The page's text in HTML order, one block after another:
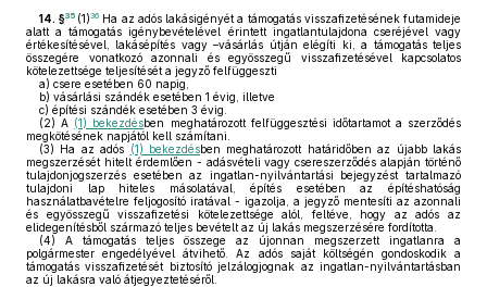
14. §35 (1)36 Ha az adós lakásigényét a támogatás visszafizetésének futamideje
alatt a támogatás igénybevételével érintett ingatlantulajdona cseréjével vagy
értékesítésével, lakásépítés vagy –vásárlás útján elégíti ki, a támogatás teljes
összegére vonatkozó azonnali és egyösszegű visszafizetésével kapcsolatos
kötelezettsége teljesítését a jegyző felfüggeszti
a) csere esetében 60 napig,
b) vásárlási szándék esetében 1 évig, illetve
c) építési szándék esetében 3 évig.
(2) A (1) bekezdésben meghatározott felfüggesztési időtartamot a szerződés
megkötésének napjától kell számítani.
(3) Ha az adós (1) bekezdésben meghatározott határidőben az újabb lakás
megszerzését hitelt érdemlően - adásvételi vagy csereszerződés alapján történő
tulajdonjogszerzés esetében az ingatlan-nyilvántartási bejegyzést tartalmazó
tulajdoni lap hiteles másolatával, építés esetében az építéshatóság
használatbavételre feljogosító iratával - igazolja, a jegyző mentesíti az azonnali
és egyösszegű visszafizetési kötelezettsége alól, feltéve, hogy az adós az
elidegenítésből származó teljes bevételt az új lakás megszerzésére fordította.
(4) A támogatás teljes összege az újonnan megszerzett ingatlanra a
polgármester engedélyével átvihető. Az adós saját költségén gondoskodik a
támogatás visszafizetését biztosító jelzálogjognak az ingatlan-nyilvántartásban
az új lakásra való átjegyeztetéséről.